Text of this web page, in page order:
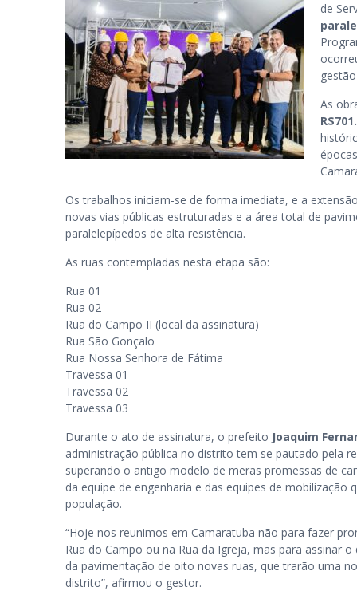
de
As
Os trabalhos iniciam-se de forma imediata, e a
novas vias públicas estruturadas e a área total de
paralelepípedos de alta resistência.
As ruas contempladas nesta etapa são:
Rua 01
Rua 02
Rua do Campo II (local da assinatura)
Rua São Gonçalo
Rua Nossa Senhora de Fátima
Travessa 01
Travessa 02
Travessa 03
Durante o ato de assinatura, o prefeito Joaquim
administração pública no distrito tem se pautado pela
superando o antigo modelo de meras promessas de
da equipe de engenharia e das equipes de
população.
“Hoje nos reunimos em Camaratuba não para fazer
Rua do Campo ou na Rua da Igreja, mas para assinar
da pavimentação de oito novas ruas, que trarão uma
distrito”, afirmou o gestor.